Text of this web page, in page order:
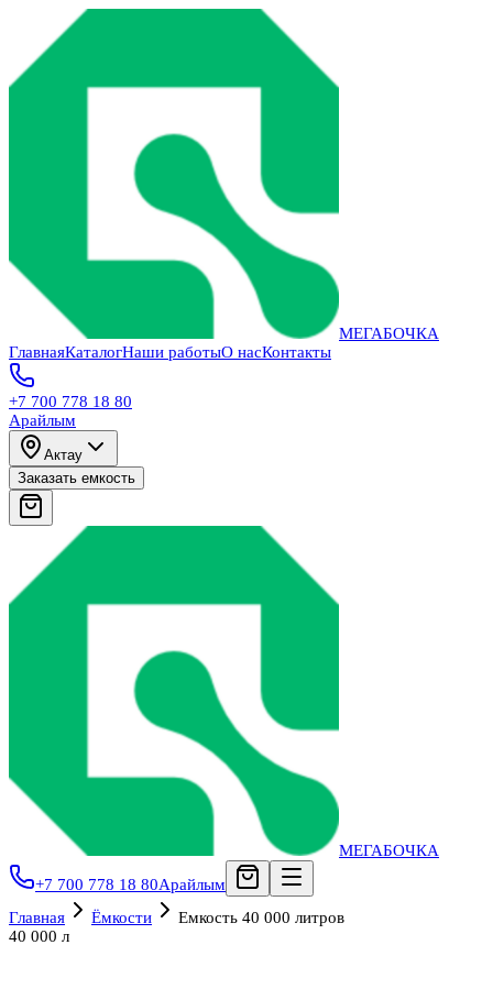
МЕГАБОЧКА
ГлавнаяКаталогНаши работыО насКонтакты
+7 700 778 18 80
Арайлым
Актау
Заказать емкость
МЕГАБОЧКА
+7 700 778 18 80Арайлым
Главная
Ёмкости
Емкость 40 000 литров
40 000 л